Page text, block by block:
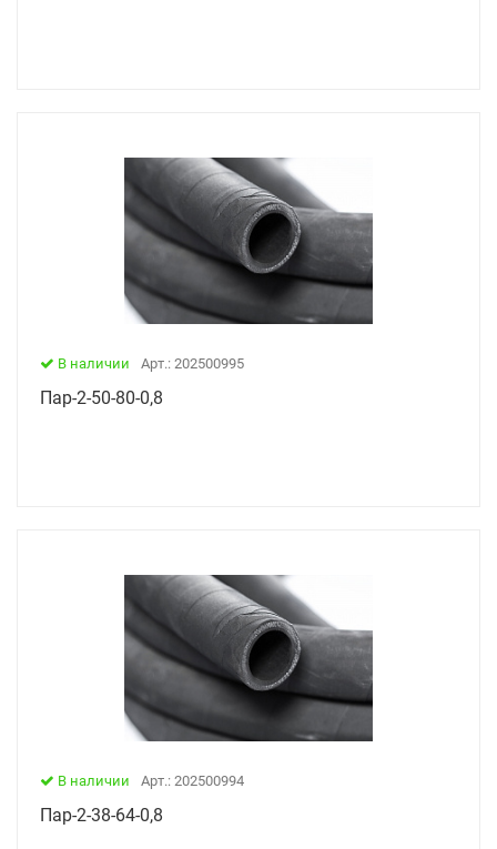
В наличии Арт.: 202500995
Пар-2-50-80-0,8
В наличии Арт.: 202500994
Пар-2-38-64-0,8